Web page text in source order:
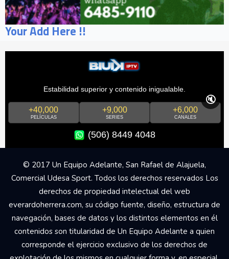
Your Add Here !!
Estabilidad superior y contenido inigualable.
+40,000
PELÍCULAS
+9,000
SERIES
+6,000
CANALES
(506) 8449 4048
🔇
© 2017 Un Equipo Adelante, San Rafael de Alajuela,
Comercial Udesa Sport. Todos los derechos reservados Los
derechos de propiedad intelectual del web
everardoherrera.com, su código fuente, diseño, estructura de
navegación, bases de datos y los distintos elementos en él
contenidos son titularidad de Un Equipo Adelante a quien
corresponde el ejercicio exclusivo de los derechos de